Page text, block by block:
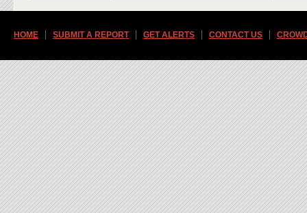
HOME SUBMIT A REPORT GET ALERTS CONTACT US